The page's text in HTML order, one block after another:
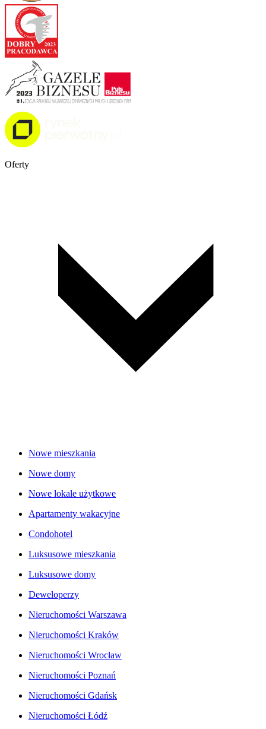
Oferty
Nowe mieszkania
Nowe domy
Nowe lokale użytkowe
Apartamenty wakacyjne
Condohotel
Luksusowe mieszkania
Luksusowe domy
Deweloperzy
Nieruchomości Warszawa
Nieruchomości Kraków
Nieruchomości Wrocław
Nieruchomości Poznań
Nieruchomości Gdańsk
Nieruchomości Łódź